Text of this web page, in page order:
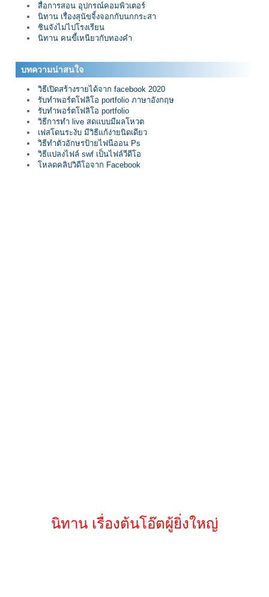
สื่อการสอน อุปกรณ์คอมพิวเตอร์
นิทาน เรื่องสุนัขจิ้งจอกกับนกกระสา
ชินจังไม่ไปโรงเรียน
นิทาน คนขี้เหนียวกับทองคำ
บทความน่าสนใจ
วิธีเปิดสร้างรายได้จาก facebook 2020
รับทำพอร์ตโฟลิโอ portfolio ภาษาอังกฤษ
รับทำพอร์ตโฟลิโอ portfolio
วิธีการทำ live สดแบบมีผลโหวต
เฟสโดนระงับ มีวิธีแก้ง่ายนิดเดียว
วิธีทำตัวอักษรป้ายไฟนีออน Ps
วิธีแปลงไฟล์ swf เป็นไฟล์วีดีโอ
โหลดคลิปวิดีโอจาก Facebook
นิทาน เรื่องต้นโอ๊ตผู้ยิ่งใหญ่